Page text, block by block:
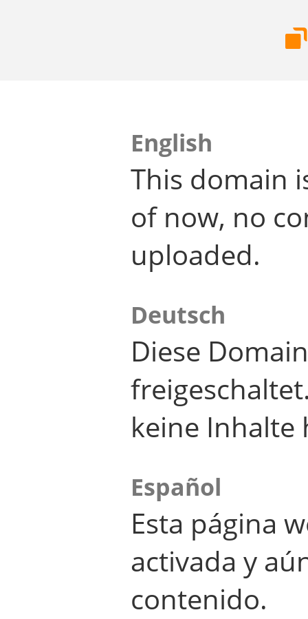
English
This domain
of now, no
uploaded.
Deutsch
Diese
keine Inhalte
Español
Esta página
activada y
contenido.